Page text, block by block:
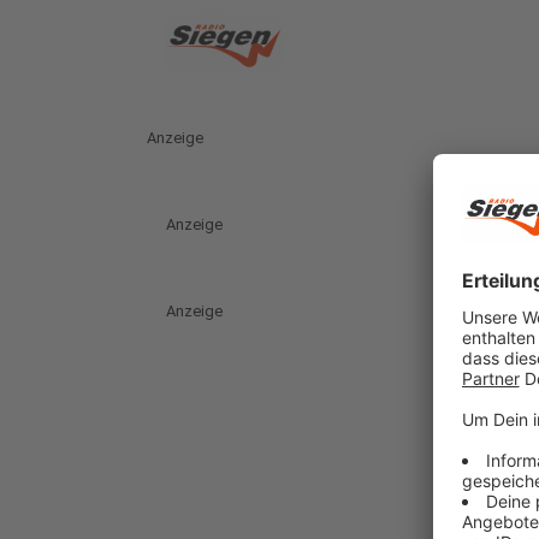
Anzeige
Anzeige
Anzeige